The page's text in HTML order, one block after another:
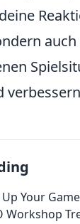
Up Your
Workshop